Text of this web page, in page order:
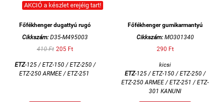
AKCIÓ a készlet erejéig tart!
Főfékhenger dugattyú rugó
Cikkszám: D35-M495003
410 Ft 205 Ft
ETZ-125 / ETZ-150 / ETZ-250 /
ETZ-250 ARMEE / ETZ-251
Főfékhenger gumikarmantyú
Cikkszám:MO301340
290 Ft
kicsi
ETZ-125 / ETZ-150 / ETZ-250 /
ETZ-250 ARMEE / ETZ-251 / ETZ-
301 KANUNI